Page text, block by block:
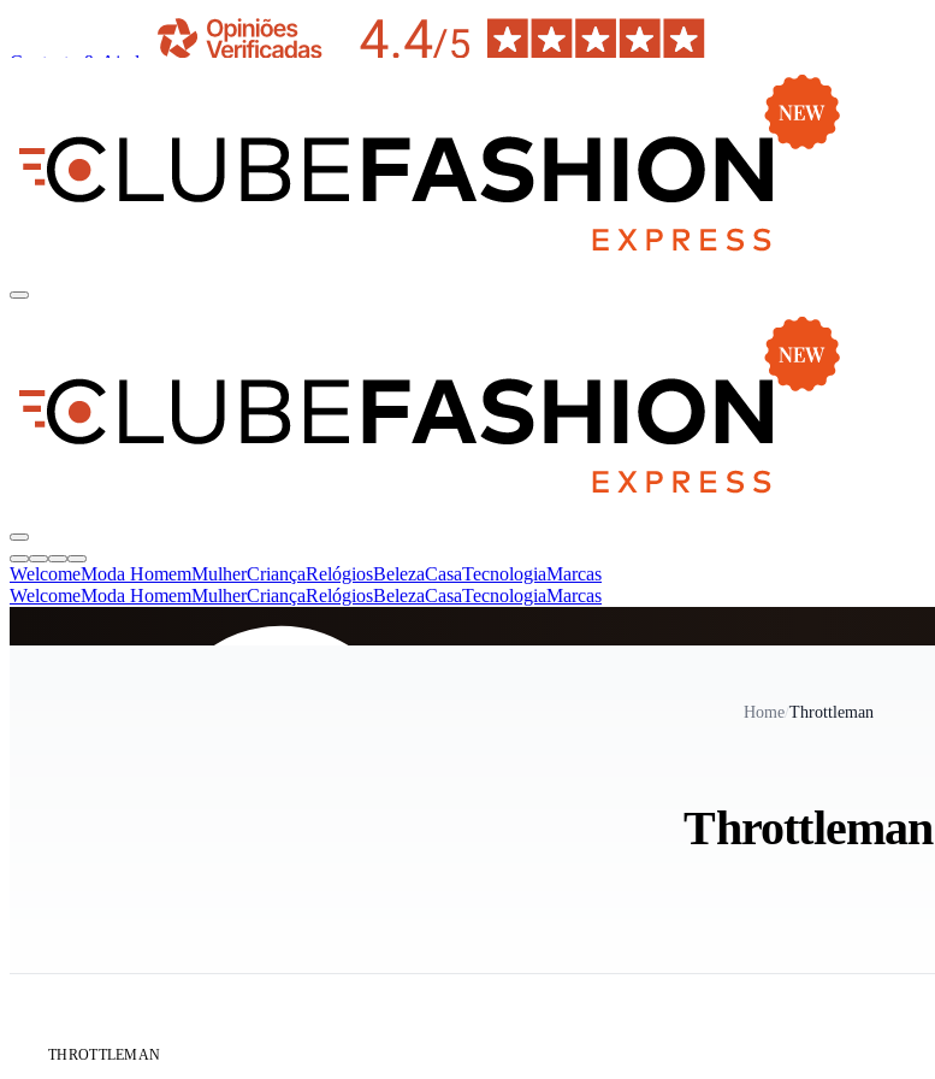
Contacto & Ajuda
WelcomeModa HomemMulherCriançaRelógiosBelezaCasaTecnologiaMarcas
WelcomeModa HomemMulherCriançaRelógiosBelezaCasaTecnologiaMarcas
Home/Throttleman
Throttleman
THROTTLEMAN